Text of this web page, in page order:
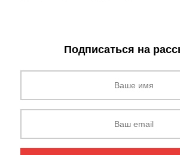
Подписаться на